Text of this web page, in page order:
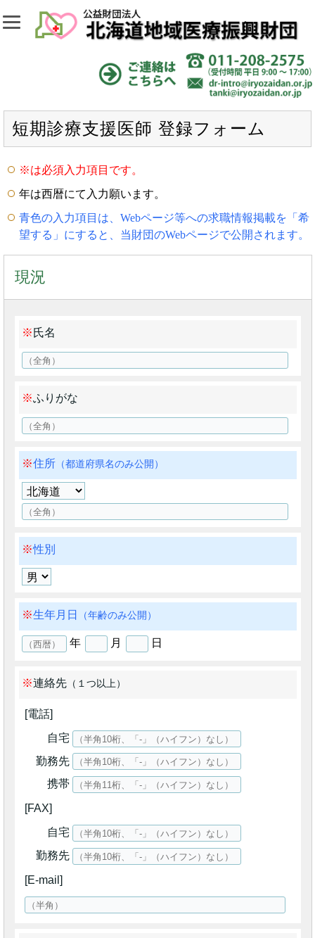
短期診療支援医師 登録フォーム
※は必須入力項目です。
年は西暦にて入力願います。
青色の入力項目は、Webページ等への求職情報掲載を「希
望する」にすると、当財団のWebページで公開されます。
現況
氏名
ふりがな
住所 （都道府県名のみ公開）
性別
生年月日 （年齢のみ公開）
年 月 日
連絡先 （１つ以上）
電話
自宅
勤務先
携帯
FAX
自宅
勤務先
E-mail